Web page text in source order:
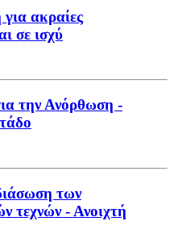
ακραίες
σε ισχύ
την Ανόρθωση -
των
τεχνών - Ανοιχτή